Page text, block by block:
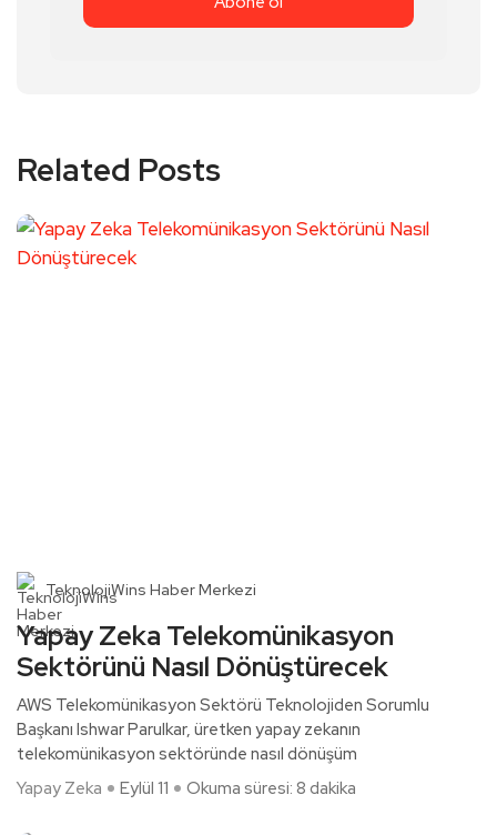
Related Posts
TeknolojiWins Haber Merkezi
Yapay Zeka Telekomünikasyon
Sektörünü Nasıl Dönüştürecek
AWS Telekomünikasyon Sektörü Teknolojiden Sorumlu
Başkanı Ishwar Parulkar, üretken yapay zekanın
telekomünikasyon sektöründe nasıl dönüşüm
Yapay Zeka
Eylül 11 Okuma süresi: 8 dakika